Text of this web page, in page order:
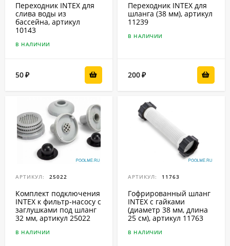
Переходник INTEX для
слива воды из
бассейна, артикул
10143
В НАЛИЧИИ
50₽
Переходник INTEX для
шланга (38 мм), артикул
11239
В НАЛИЧИИ
200₽
АРТИКУЛ: 25022
Комплект подключения
INTEX к фильтр-насосу с
заглушками под шланг
32 мм, артикул 25022
В НАЛИЧИИ
АРТИКУЛ: 11763
Гофрированный шланг
INTEX с гайками
(диаметр 38 мм, длина
25 см), артикул 11763
В НАЛИЧИИ